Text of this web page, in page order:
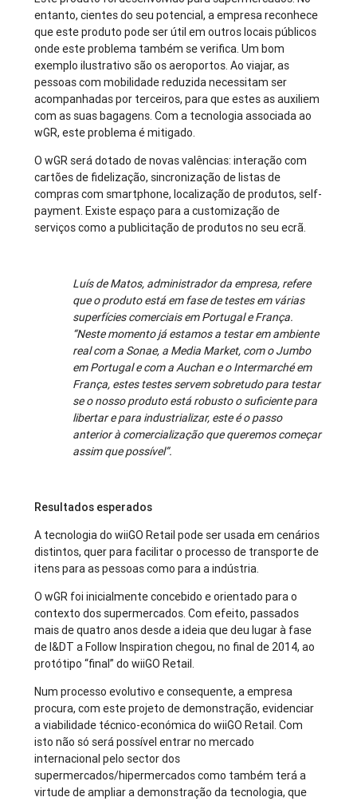
entanto, cientes do seu potencial, a empresa reconhece
que este produto pode ser útil em outros locais públicos
onde este problema também se verifica. Um bom
exemplo ilustrativo são os aeroportos. Ao viajar, as
pessoas com mobilidade reduzida necessitam ser
acompanhadas por terceiros, para que estes as auxiliem
com as suas bagagens. Com a tecnologia associada ao
wGR, este problema é mitigado.
O wGR será dotado de novas valências: interação com
cartões de fidelização, sincronização de listas de
compras com smartphone, localização de produtos, self-
payment. Existe espaço para a customização de
serviços como a publicitação de produtos no seu ecrã.
Luís de Matos, administrador da empresa, refere
que o produto está em fase de testes em várias
superfícies comerciais em Portugal e França.
“Neste momento já estamos a testar em ambiente
real com a Sonae, a Media Market, com o Jumbo
em Portugal e com a Auchan e o Intermarché em
França, estes testes servem sobretudo para testar
se o nosso produto está robusto o suficiente para
libertar e para industrializar, este é o passo
anterior à comercialização que queremos começar
assim que possível”.
Resultados esperados
A tecnologia do wiiGO Retail pode ser usada em cenários
distintos, quer para facilitar o processo de transporte de
itens para as pessoas como para a indústria.
O wGR foi inicialmente concebido e orientado para o
contexto dos supermercados. Com efeito, passados
mais de quatro anos desde a ideia que deu lugar à fase
de I&DT a Follow Inspiration chegou, no final de 2014, ao
protótipo “final” do wiiGO Retail.
Num processo evolutivo e consequente, a empresa
procura, com este projeto de demonstração, evidenciar
a viabilidade técnico-económica do wiiGO Retail. Com
isto não só será possível entrar no mercado
internacional pelo sector dos
supermercados/hipermercados como também terá a
virtude de ampliar a demonstração da tecnologia, que